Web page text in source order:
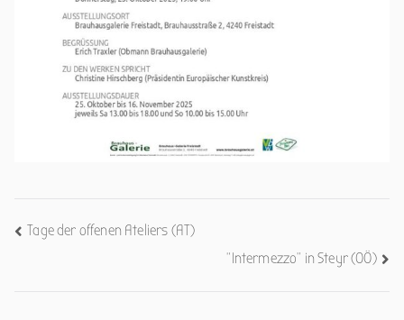
Beitrags-
Tage der offenen Ateliers (AT)
“Intermezzo” in Steyr (OÖ)